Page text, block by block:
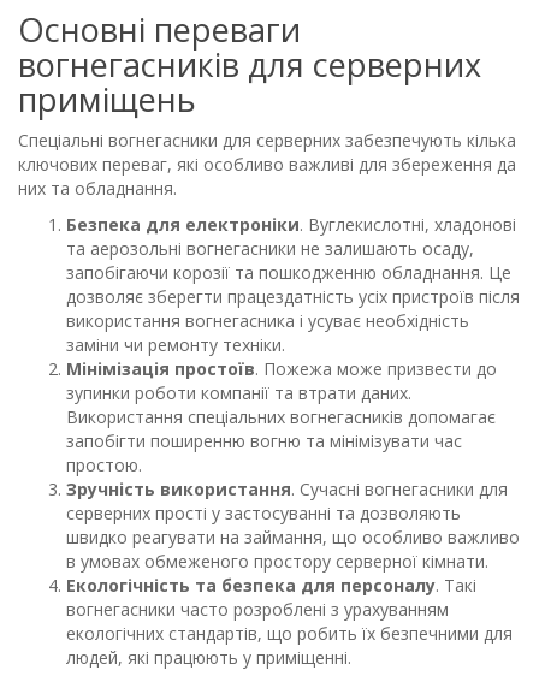
Основні переваги
вогнегасників для серверних
приміщень
Спеціальні вогнегасники для серверних забезпечують кілька
ключових переваг, які особливо важливі для збереження да
них та обладнання.
Безпека для електроніки. Вуглекислотні, хладонові
та аерозольні вогнегасники не залишають осаду,
запобігаючи корозії та пошкодженню обладнання. Це
дозволяє зберегти працездатність усіх пристроїв після
використання вогнегасника і усуває необхідність
заміни чи ремонту техніки.
Мінімізація простоїв. Пожежа може призвести до
зупинки роботи компанії та втрати даних.
Використання спеціальних вогнегасників допомагає
запобігти поширенню вогню та мінімізувати час
простою.
Зручність використання. Сучасні вогнегасники для
серверних прості у застосуванні та дозволяють
швидко реагувати на займання, що особливо важливо
в умовах обмеженого простору серверної кімнати.
Екологічність та безпека для персоналу. Такі
вогнегасники часто розроблені з урахуванням
екологічних стандартів, що робить їх безпечними для
людей, які працюють у приміщенні.